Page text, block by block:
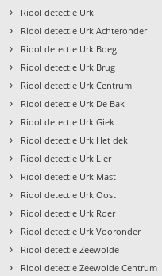
› Riool detectie Urk
› Riool detectie Urk Achteronder
› Riool detectie Urk Boeg
› Riool detectie Urk Brug
› Riool detectie Urk Centrum
› Riool detectie Urk De Bak
› Riool detectie Urk Giek
› Riool detectie Urk Het dek
› Riool detectie Urk Lier
› Riool detectie Urk Mast
› Riool detectie Urk Oost
› Riool detectie Urk Roer
› Riool detectie Urk Vooronder
› Riool detectie Zeewolde
› Riool detectie Zeewolde Centrum